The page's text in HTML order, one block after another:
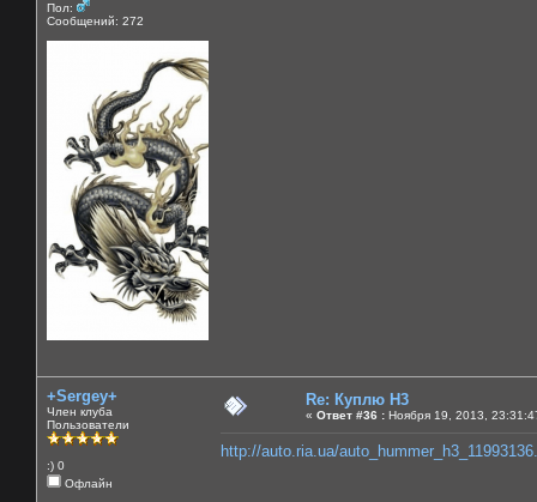
Пол:
Сообщений: 272
+Sergey+
Член клуба
Пользователи
:) 0
Офлайн
Re: Куплю H3
« Ответ #36 : Ноября 19, 2013,
http://auto.ria.ua/